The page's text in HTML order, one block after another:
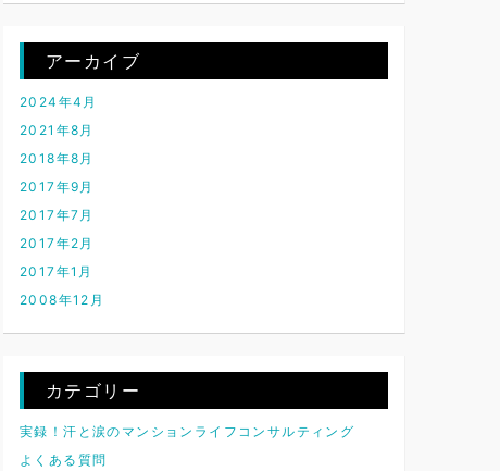
アーカイブ
2024年4月
2021年8月
2018年8月
2017年9月
2017年7月
2017年2月
2017年1月
2008年12月
カテゴリー
実録！汗と涙のマンションライフコンサルティング
よくある質問